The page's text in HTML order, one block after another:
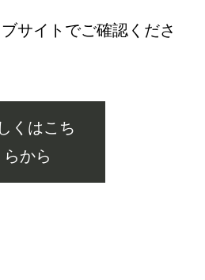
サイトでご確認くださ
くはこち
らから